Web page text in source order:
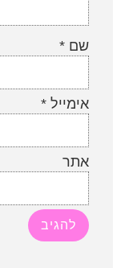
שם *
אימייל *
אתר